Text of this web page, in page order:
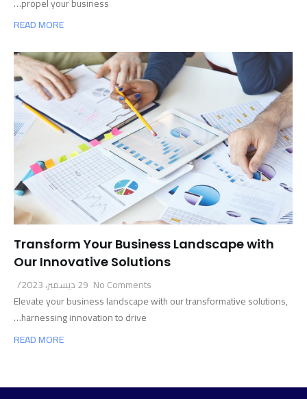
READ MORE
Transform Your Business Landscape with
Our Innovative Solutions
29 ديسمبر، 2023 /
No Comments
Elevate your business landscape with our transformative solutions,
harnessing innovation to drive…
READ MORE